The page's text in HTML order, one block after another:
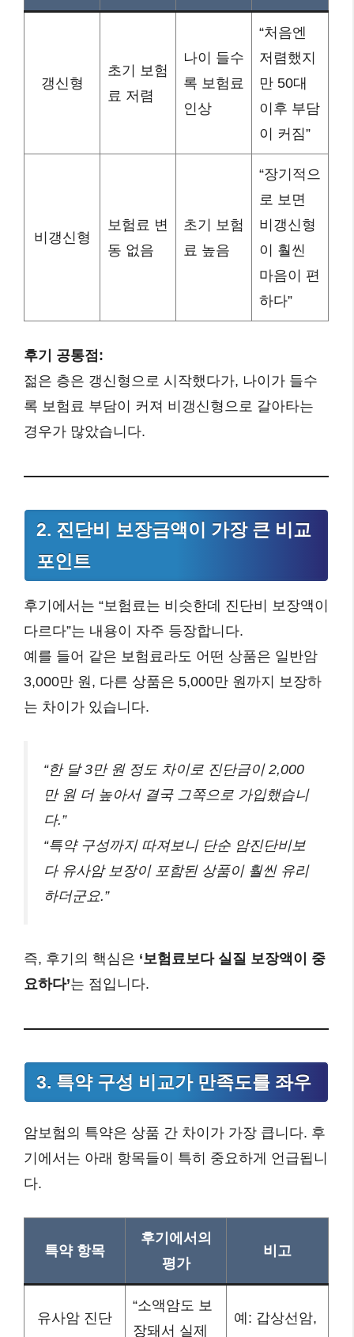
갱신형
초기 보험
료 저렴
나이 들수
록 보험료
인상
“처음엔
저렴했지
만 50대
이후 부담
이 커짐”
비갱신형
보험료 변
동 없음
초기 보험
료 높음
“장기적으
로 보면
비갱신형
이 훨씬
마음이 편
하다”
후기 공통점:
젊은 층은 갱신형으로 시작했다가, 나이가 들수
록 보험료 부담이 커져 비갱신형으로 갈아타는
경우가 많았습니다.
2. 진단비 보장금액이 가장 큰 비교
포인트
후기에서는 “보험료는 비슷한데 진단비 보장액이
다르다”는 내용이 자주 등장합니다.
예를 들어 같은 보험료라도 어떤 상품은 일반암
3,000만 원, 다른 상품은 5,000만 원까지 보장하
는 차이가 있습니다.
“한 달 3만 원 정도 차이로 진단금이 2,000
만 원 더 높아서 결국 그쪽으로 가입했습니
다.”
“특약 구성까지 따져보니 단순 암진단비보
다 유사암 보장이 포함된 상품이 훨씬 유리
하더군요.”
즉, 후기의 핵심은 ‘보험료보다 실질 보장액이 중
요하다’는 점입니다.
3. 특약 구성 비교가 만족도를 좌우
암보험의 특약은 상품 간 차이가 가장 큽니다. 후
기에서는 아래 항목들이 특히 중요하게 언급됩니
다.
특약 항목
후기에서의
평가
비고
유사암 진단
“소액암도 보
장돼서 실제
예: 갑상선암,